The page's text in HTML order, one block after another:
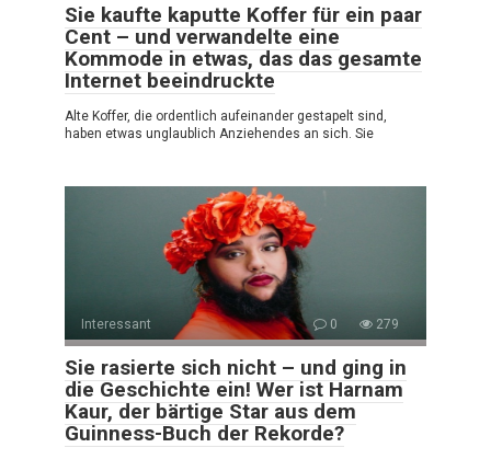
Sie kaufte kaputte Koffer für ein paar
Cent – und verwandelte eine
Kommode in etwas, das das gesamte
Internet beeindruckte
Alte Koffer, die ordentlich aufeinander gestapelt sind,
haben etwas unglaublich Anziehendes an sich. Sie
Interessant 0 279
Sie rasierte sich nicht – und ging in
die Geschichte ein! Wer ist Harnam
Kaur, der bärtige Star aus dem
Guinness-Buch der Rekorde?